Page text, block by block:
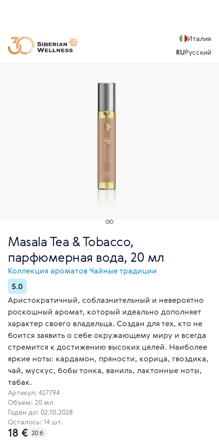
Италия
RUРусский
Masala Tea & Tobacco,
парфюмерная вода, 20 мл
Коллекция ароматов Чайные традиции
5.0
Аристократичный, соблазнительный и невероятно
роскошный аромат, который идеально дополняет
характер своего владельца. Создан для тех, кто не
боится заявить о себе окружающему миру и всегда
стремится к достижению высоких целей. Наиболее
яркие ноты: кардамон, пряности, корица, гвоздика,
чай, мускус, бобы тонка, ваниль, лактонные ноты,
табак.
Артикул: 427794
Объем: 20 мл
Годен до: 02.10.2028
Осталось: 14 шт.
18 € 20 б